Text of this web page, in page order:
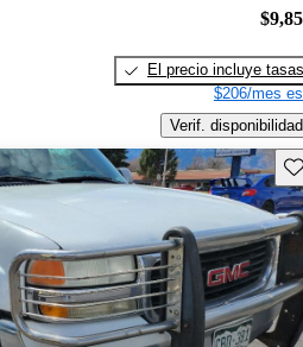
El precio incluye tasas
$206/mes
Verif. disponibilidad